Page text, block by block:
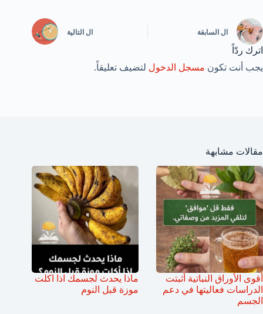
ال السابقة ال التالية
اترك ردّاً
يجب أنت تكون مسجل الدخول لتضيف تعليقاً.
مقالات مشابهة
أقوى الأوراق النباتية أثبتت
الدراسات فعاليتها في دعم
الجسم
ماذا يحدث لجسمك اذا اكلت
موزة قبل النوم